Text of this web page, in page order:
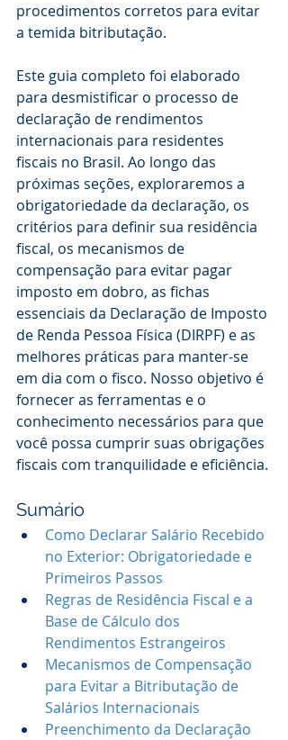
procedimentos corretos para evitar
a temida bitributação.
Este guia completo foi elaborado
para desmistificar o processo de
declaração de rendimentos
internacionais para residentes
fiscais no Brasil. Ao longo das
próximas seções, exploraremos a
obrigatoriedade da declaração, os
critérios para definir sua residência
fiscal, os mecanismos de
compensação para evitar pagar
imposto em dobro, as fichas
essenciais da Declaração de Imposto
de Renda Pessoa Física (DIRPF) e as
melhores práticas para manter-se
em dia com o fisco. Nosso objetivo é
fornecer as ferramentas e o
conhecimento necessários para que
você possa cumprir suas obrigações
fiscais com tranquilidade e eficiência.
Sumário
Como Declarar Salário Recebido
no Exterior: Obrigatoriedade e
Primeiros Passos
Regras de Residência Fiscal e a
Base de Cálculo dos
Rendimentos Estrangeiros
Mecanismos de Compensação
para Evitar a Bitributação de
Salários Internacionais
Preenchimento da Declaração